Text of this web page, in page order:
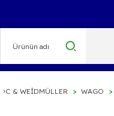
& WEİDMÜLLER WAGO